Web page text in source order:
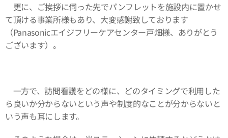
更に、ご挨拶に伺った先でパンフレットを施設内に置かせ
て頂ける事業所様もあり、大変感謝致しております
（Panasonicエイジフリーケアセンター戸畑様、ありがとう
ございます）。
一方で、訪問看護をどの様に、どのタイミングで利用した
ら良いか分からないという声や制度的なことが分からないと
いう声も耳にします。